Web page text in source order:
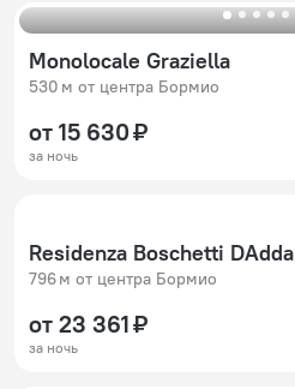
Monolocale Graziella
530 м от центра Бормио
от 15 630 ₽
за ночь
Residenza Boschetti DAdda
796 м от центра Бормио
от 23 361 ₽
за ночь